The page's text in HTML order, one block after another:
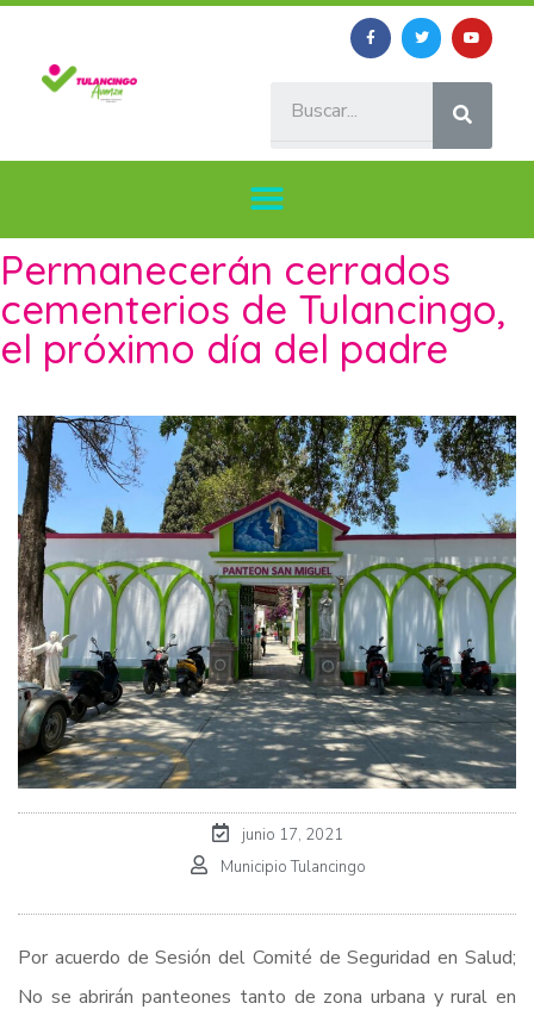
Permanecerán cerrados
cementerios de Tulancingo,
el próximo día del padre
junio 17, 2021
Municipio Tulancingo
Por acuerdo de Sesión del Comité de Seguridad en Salud;
No se abrirán panteones tanto de zona urbana y rural en